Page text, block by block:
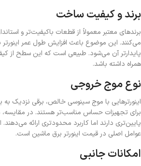
برند و کیفیت ساخت
برندهای معتبر معمولاً از قطعات باکیفیت‌تر و
می‌کنند. این موضوع باعث افزایش طول عمر اینورتر
پایدارتر آن می‌شود. طبیعی است که این سطح از
همراه داشته باشد.
نوع موج خروجی
اینورترهایی با موج سینوسی خالص، برقی نزدیک به
برای تجهیزات حساس مناسب‌تر هستند. در
پایین‌تری دارند اما کاربرد محدودتری ارائه
عوامل اصلی در قیمت اینورتر برق ماشین است.
امکانات جانبی